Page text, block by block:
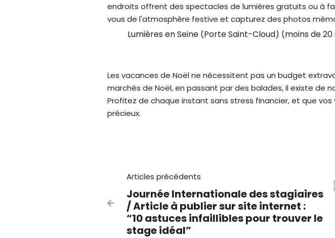
endroits offrent des spectacles de lumières gratuits ou à
vous de l'atmosphère festive et capturez des photos
Lumières en Seine (Porte Saint-Cloud) (moins de
Les vacances de Noël ne nécessitent pas un budget
marchés de Noël, en passant par des balades, il existe de
Profitez de chaque instant sans stress financier, et que
précieux.

Articles précédents
Journée Internationale des stagiaires
/ Article à publier sur site internet :
“10 astuces infaillibles pour trouver le
stage idéal”